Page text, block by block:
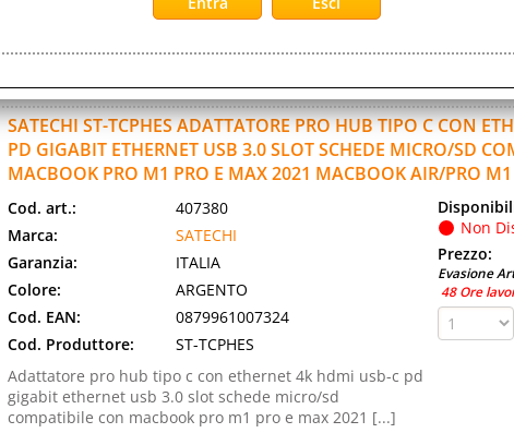
0879961007263
USB-C, 3 USB 3.0, Lettore Schede Micro/SD
SATECHI ST-TCPHES ADATTATORE PRO HUB TIPO C CON
PD GIGABIT ETHERNET USB 3.0 SLOT SCHEDE MICRO/SD
MACBOOK PRO M1 PRO E MAX 2021 MACBOOK AIR/PRO
Cod. art.:
407380
Marca:
SATECHI
Garanzia:
ITALIA
Colore:
ARGENTO
Cod. EAN:
0879961007324
Cod. Produttore:
ST-TCPHES
Adattatore pro hub tipo c con ethernet 4k hdmi usb-c pd
gigabit ethernet usb 3.0 slot schede micro/sd
compatibile con macbook pro m1 pro e max 2021 [...]
Non
Prezzo:
Evasione
48 Ore